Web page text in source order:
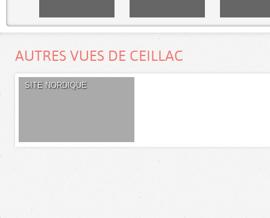
AUTRES VUES DE CEILLAC
SITE NORDIQUE